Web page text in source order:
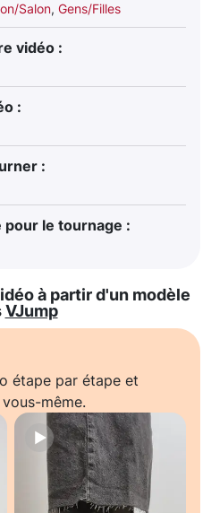
Salon, Gens/Filles
vidéo :
:
:
pour le tournage :
à partir d'un modèle
VJump
étape par étape et
même.